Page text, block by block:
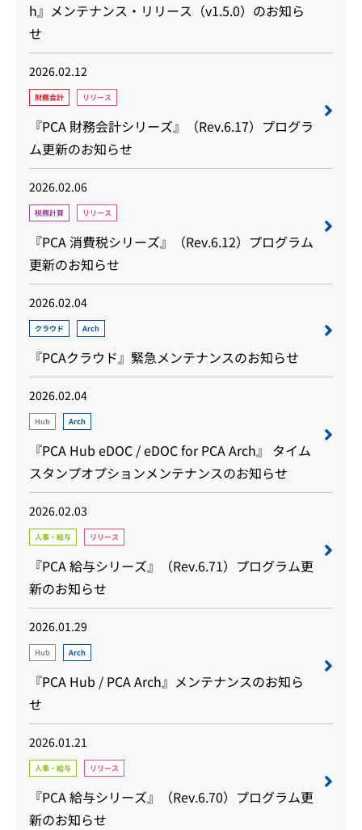
h』メンテナンス・リリース（v1.5.0）のお知ら
せ
2026.02.12
財務会計 リリース
『PCA 財務会計シリーズ』（Rev.6.17）プログラ
ム更新のお知らせ
2026.02.06
税務計算 リリース
『PCA 消費税シリーズ』（Rev.6.12）プログラム
更新のお知らせ
2026.02.04
クラウド Arch
『PCAクラウド』緊急メンテナンスのお知らせ
2026.02.04
Hub Arch
『PCA Hub eDOC / eDOC for PCA Arch』 タイム
スタンプオプションメンテナンスのお知らせ
2026.02.03
人事・給与 リリース
『PCA 給与シリーズ』（Rev.6.71）プログラム更
新のお知らせ
2026.01.29
Hub Arch
『PCA Hub / PCA Arch』メンテナンスのお知ら
せ
2026.01.21
人事・給与 リリース
『PCA 給与シリーズ』（Rev.6.70）プログラム更
新のお知らせ